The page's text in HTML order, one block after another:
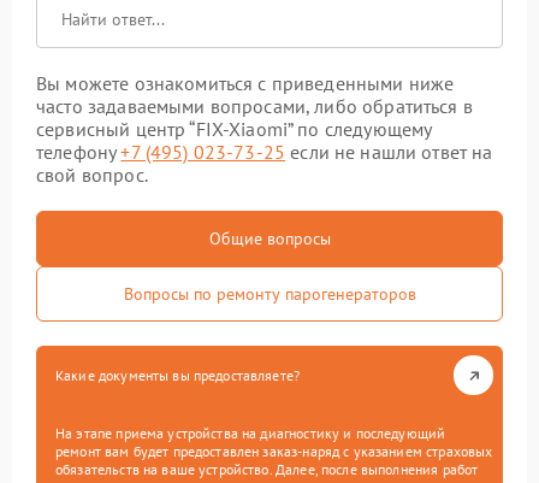
Вы можете ознакомиться с приведенными ниже
часто задаваемыми вопросами, либо обратиться в
сервисный центр “FIX-Xiaomi” по следующему
телефону+7 (495) 023-73-25 если не нашли ответ на
свой вопрос.
Общие вопросы
Вопросы по ремонту парогенераторов
Какие документы вы предоставляете?
На этапе приема устройства на диагностику и последующий
ремонт вам будет предоставлен заказ-наряд с указанием страховых
обязательств на ваше устройство. Далее, после выполнения работ